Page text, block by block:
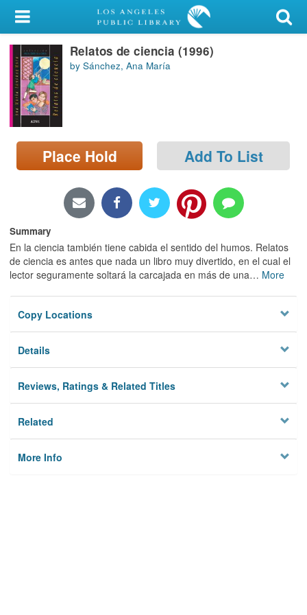
My Account
Library Card
Sign In
Search
Locations/Hours (external
page)
Relatos de ciencia (1996)
by Sánchez, Ana María
Place Hold Add To List
Summary
En la ciencia también tiene cabida el sentido del humos. Relatos
de ciencia es antes que nada un libro muy divertido, en el cual el
lector seguramente soltará la carcajada en más de una… More
Copy Locations
Details
Reviews, Ratings & Related Titles
Related
More Info